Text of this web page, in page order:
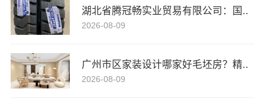
湖北省腾冠畅实业贸易有限公司：国..
2026-08-09
广州市区家装设计哪家好毛坯房？精..
2026-08-09